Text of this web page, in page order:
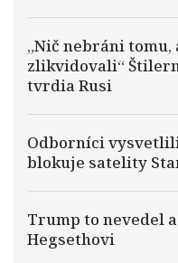
„Nič nebráni tomu,
zlikvidovali“
tvrdia Rusi
Odborníci
blokuje satelity
Trump to nevedel
Hegsethovi